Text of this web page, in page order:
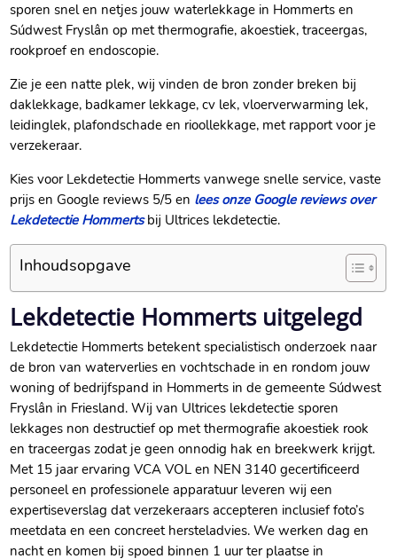
sporen snel en netjes jouw waterlekkage in Hommerts en
Súdwest Fryslân op met thermografie, akoestiek, traceergas,
rookproef en endoscopie.​
Zie je een natte plek, wij vinden de bron zonder breken bij
daklekkage, badkamer lekkage, cv lek, vloerverwarming lek,
leidinglek, plafondschade en rioollekkage, met rapport voor je
verzekeraar.​
Kies voor Lekdetectie Hommerts vanwege snelle service, vaste
prijs en Google reviews 5/5 en lees onze Google reviews over
Lekdetectie Hommertsbij Ultrices lekdetectie.​
Inhoudsopgave
Lekdetectie Hommerts uitgelegd
Lekdetectie Hommerts betekent specialistisch onderzoek naar
de bron van waterverlies en vochtschade in en rondom jouw
woning of bedrijfspand in Hommerts in de gemeente Súdwest
Fryslân in Friesland.​ Wij van Ultrices lekdetectie sporen
lekkages non destructief op met thermografie akoestiek rook
en traceergas zodat je geen onnodig hak en breekwerk krijgt.​
Met 15 jaar ervaring VCA VOL en NEN 3140 gecertificeerd
personeel en professionele apparatuur leveren wij een
expertiseverslag dat verzekeraars accepteren inclusief foto’s
meetdata en een concreet hersteladvies.​ We werken dag en
nacht en komen bij spoed binnen 1 uur ter plaatse in